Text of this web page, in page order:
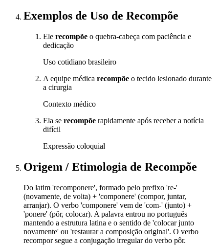
Exemplos de Uso de Recompõe
Ele recompõe o quebra-cabeça com paciência e
dedicação
Uso cotidiano brasileiro
A equipe médica recompõe o tecido lesionado durante
a cirurgia
Contexto médico
Ela se recompõe rapidamente após receber a notícia
difícil
Expressão coloquial
Origem / Etimologia de Recompõe
Do latim 'recomponere', formado pelo prefixo 're-'
(novamente, de volta) + 'componere' (compor, juntar,
arranjar). O verbo 'componere' vem de 'com-' (junto) +
'ponere' (pôr, colocar). A palavra entrou no português
mantendo a estrutura latina e o sentido de 'colocar junto
novamente' ou 'restaurar a composição original'. O verbo
recompor segue a conjugação irregular do verbo pôr.